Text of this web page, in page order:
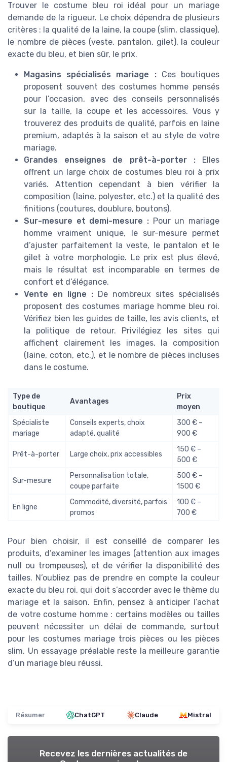
Trouver le costume bleu roi idéal pour un mariage
demande de la rigueur. Le choix dépendra de plusieurs
critères : la qualité de la laine, la coupe (slim, classique),
le nombre de pièces (veste, pantalon, gilet), la couleur
exacte du bleu, et bien sûr, le prix.
Magasins spécialisés mariage :Ces boutiques
proposent souvent des costumes homme pensés
pour l’occasion, avec des conseils personnalisés
sur la taille, la coupe et les accessoires. Vous y
trouverez des produits de qualité, parfois en laine
premium, adaptés à la saison et au style de votre
mariage.
Grandes enseignes de prêt-à-porter :Elles
offrent un large choix de costumes bleu roi à prix
variés. Attention cependant à bien vérifier la
composition (laine, polyester, etc.) et la qualité des
finitions (coutures, doublure, boutons).
Sur-mesure et demi-mesure : Pour un mariage
homme vraiment unique, le sur-mesure permet
d’ajuster parfaitement la veste, le pantalon et le
gilet à votre morphologie. Le prix est plus élevé,
mais le résultat est incomparable en termes de
confort et d’élégance.
Vente en ligne : De nombreux sites spécialisés
proposent des costumes mariage homme bleu roi.
Vérifiez bien les guides de taille, les avis clients, et
la politique de retour. Privilégiez les sites qui
affichent clairement les images, la composition
(laine, coton, etc.), et le nombre de pièces incluses
dans le costume.
Type de
boutique
Avantages
Prix
moyen
Spécialiste
mariage
Conseils experts, choix
adapté, qualité
300 € –
900 €
Prêt-à-porter Large choix, prix accessibles
150 € –
500 €
Sur-mesure
Personnalisation totale,
coupe parfaite
500 € –
1500 €
En ligne
Commodité, diversité, parfois
promos
100 € –
700 €
Pour bien choisir, il est conseillé de comparer les
produits, d’examiner les images (attention aux images
null ou trompeuses), et de vérifier la disponibilité des
tailles. N’oubliez pas de prendre en compte la couleur
exacte du bleu roi, qui doit s’accorder avec le thème du
mariage et la saison. Enfin, pensez à anticiper l’achat
de votre costume homme : certains modèles ou tailles
peuvent nécessiter un délai de commande, surtout
pour les costumes mariage trois pièces ou les pièces
slim. Un essayage préalable reste la meilleure garantie
d’un mariage bleu réussi.
Résumer ChatGPT Claude Mistral
Recevez les dernières actualités de